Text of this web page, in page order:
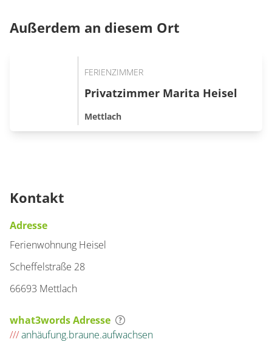
Außerdem an diesem Ort
FERIENZIMMER
Privatzimmer Marita Heisel
Mettlach
Kontakt
Adresse
Ferienwohnung Heisel
Scheffelstraße 28
66693 Mettlach
what3words Adresse
///anhäufung.braune.aufwachsen